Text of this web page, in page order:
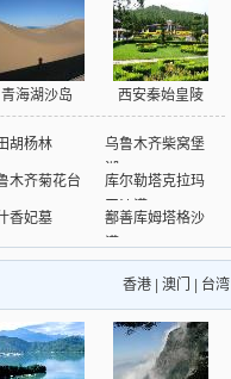
青海湖沙岛 西安秦始皇陵
胡杨林
乌鲁木齐柴窝堡
湖
木齐菊花台
库尔勒塔克拉玛
干沙漠
香妃墓
鄯善库姆塔格沙
漠
香港 澳门 台湾